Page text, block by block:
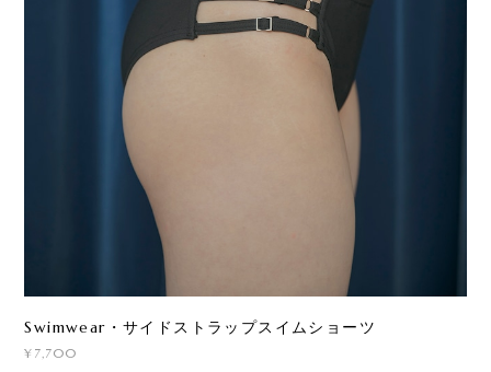
Swimwear・サイドストラップスイムショーツ
¥7,700